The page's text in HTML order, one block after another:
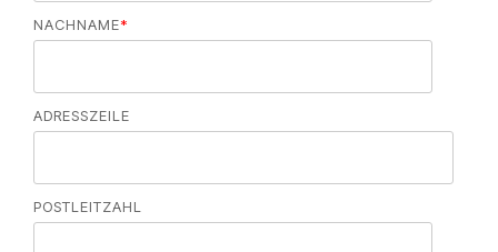
NACHNAME*
ADRESSZEILE
POSTLEITZAHL